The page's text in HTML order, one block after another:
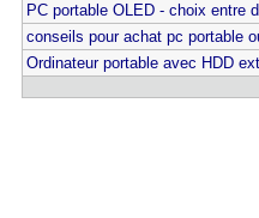
PC portable OLED - choix entre
conseils pour achat pc portable
Ordinateur portable avec HDD